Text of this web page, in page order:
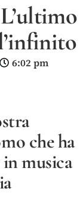
6:02 pm
che ha
musica